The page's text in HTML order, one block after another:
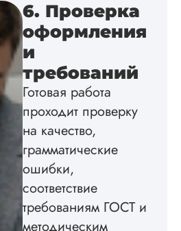
Кандидатская по
истории была
в соответствии с
создал структуру
теме
без воды,
некоторые
изображения
пришлось
мне. Услугой
редактирования
не
Читать полный
6. Проверка
оформления
и
требований
Готовая работа
проходит проверку
на качество,
грамматические
ошибки,
соответствие
требованиям ГОСТ и
методическим